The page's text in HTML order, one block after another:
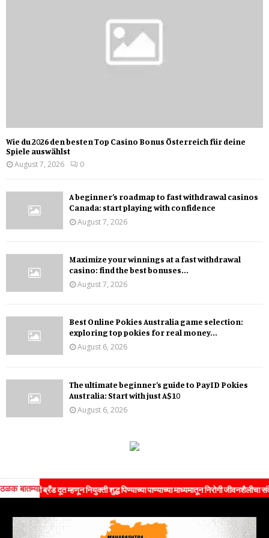
Wie du 2026 den besten Top Casino Bonus Österreich für deine
Spiele auswählst
August 7, 2026
0
A beginner’s roadmap to fast withdrawal casinos
Canada: start playing with confidence
August 7, 2026
Maximize your winnings at a fast withdrawal
casino: find the best bonuses...
August 7, 2026
Best Online Pokies Australia game selection:
exploring top pokies for real money...
August 6, 2026
The ultimate beginner’s guide to PayID Pokies
Australia: Start with just A$10
August 6, 2026
ठळक बातम्या
ब्रँड दूत म्हणून नियुक्ती शुद्ध पिण्याच्या पाण्याच्या माध्यमातून निरोगी जीवनशैलीचा संदेश